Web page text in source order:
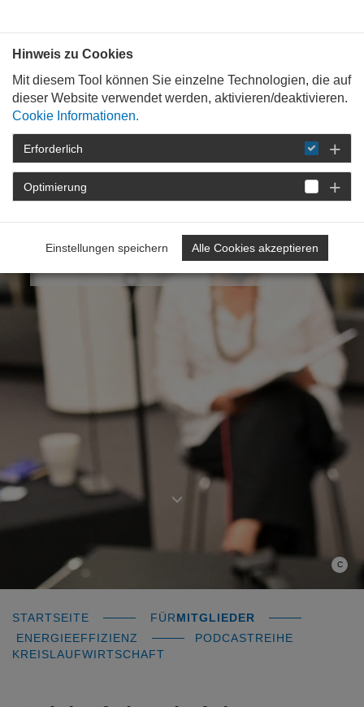
C
Podcastreihe
Kreislaufwirtschaft
neue Reihe gestartet
STARTSEITE FÜRMITGLIEDER
ENERGIEEFFIZIENZ
PODCASTREIHE
KREISLAUFWIRTSCHAFT
Hinweis zu Cookies
Mit diesem Tool können Sie einzelne Technologien, die auf
dieser Website verwendet werden, aktivieren/deaktivieren.
Cookie Informationen.
Erforderlich
Optimierung
Einstellungen speichern Alle Cookies akzeptieren